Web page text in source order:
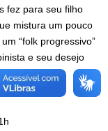
fez para seu filho
mistura um pouco
“folk progressivo”
e seu desejo